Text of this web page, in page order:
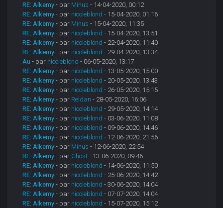
RE: Alkemy - par Minus - 14-04-2020, 00:12
RE: Alkemy - par nicoleblond - 15-04-2020, 01:16
RE: Alkemy - par Minus - 15-04-2020, 11:35
RE: Alkemy - par nicoleblond - 15-04-2020, 13:51
RE: Alkemy - par nicoleblond - 22-04-2020, 11:40
RE: Alkemy - par nicoleblond - 29-04-2020, 13:34
Au - par nicoleblond - 06-05-2020, 13:17
RE: Alkemy - par nicoleblond - 13-05-2020, 15:00
RE: Alkemy - par nicoleblond - 20-05-2020, 13:43
RE: Alkemy - par nicoleblond - 26-05-2020, 15:15
RE: Alkemy - par Reldan - 28-05-2020, 16:06
RE: Alkemy - par nicoleblond - 29-05-2020, 14:14
RE: Alkemy - par nicoleblond - 03-06-2020, 11:08
RE: Alkemy - par nicoleblond - 09-06-2020, 14:46
RE: Alkemy - par nicoleblond - 12-06-2020, 21:56
RE: Alkemy - par Minus - 12-06-2020, 22:54
RE: Alkemy - par Ghost - 13-06-2020, 09:46
RE: Alkemy - par nicoleblond - 14-06-2020, 11:50
RE: Alkemy - par nicoleblond - 25-06-2020, 14:42
RE: Alkemy - par nicoleblond - 30-06-2020, 14:04
RE: Alkemy - par nicoleblond - 07-07-2020, 14:04
RE: Alkemy - par nicoleblond - 15-07-2020, 15:12